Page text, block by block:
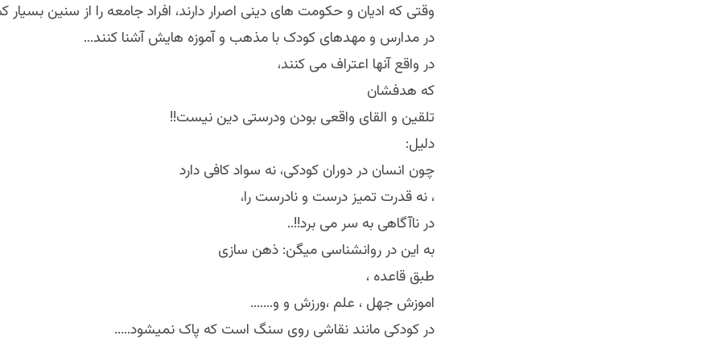
وقتی که ادیان و حکومت های دینی اصرار دارند، افراد جامعه را از سنین بسیار
در مدارس و مهدهای کودک با مذهب و آموزه هایش آشنا کنند…
در واقع آنها اعتراف می کنند،
که هدفشان
تلقین و القای واقعی بودن ودرستی دین نیست!!
دلیل:
چون انسان در دوران کودکی، نه سواد کافی دارد
، نه قدرت تمیز درست و نادرست را،
در ناآگاهی به سر می برد!!..
به این در روانشناسی میگن: ذهن سازی
طبق قاعده ،
اموزش جهل ، علم ،ورزش و و…….
در کودکی مانند نقاشی روی سنگ است که پاک نمیشود…..